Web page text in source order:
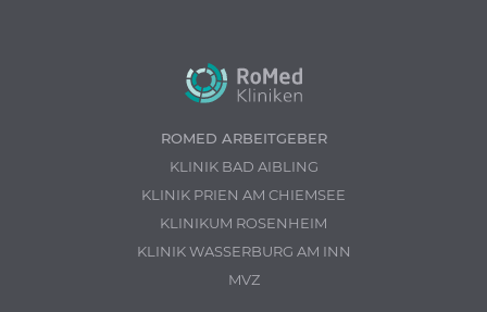
ROMED ARBEITGEBER
KLINIK BAD AIBLING
KLINIK PRIEN AM CHIEMSEE
KLINIKUM ROSENHEIM
KLINIK WASSERBURG AM INN
MVZ